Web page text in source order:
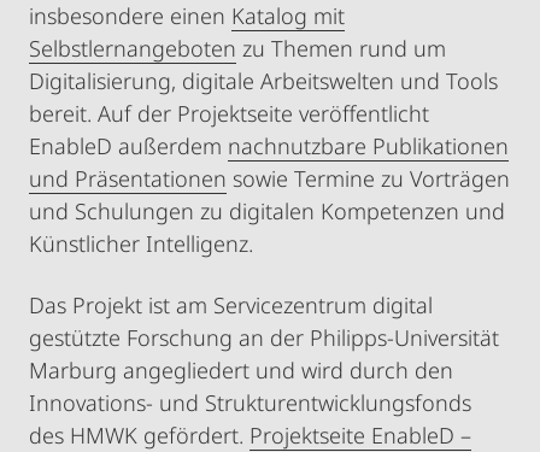
insbesondere einen Katalog mit
Selbstlernangeboten zu Themen rund um
Digitalisierung, digitale Arbeitswelten und Tools
bereit. Auf der Projektseite veröffentlicht
EnableD außerdem nachnutzbare Publikationen
und Präsentationen sowie Termine zu Vorträgen
und Schulungen zu digitalen Kompetenzen und
Künstlicher Intelligenz.
Das Projekt ist am Servicezentrum digital
gestützte Forschung an der Philipps-Universität
Marburg angegliedert und wird durch den
Innovations- und Strukturentwicklungsfonds
des HMWK gefördert. Projektseite EnableD –